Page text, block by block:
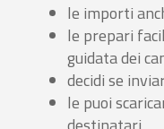
le importi
le prepari
guidata dei
decidi se
le puoi